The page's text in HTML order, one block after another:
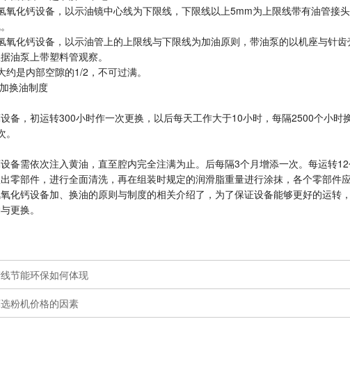
化钙设备，以示油镜中心线为下限线，下限线以上5mm为上限线带有油管接
化钙设备，以示油管上的上限线与下限线为加油原则，带油泵的以机座与针齿
油泵上带塑料管观察。
是内部空隙的1/2，不可过满。
换油制度
，初运转300小时作一次更换，以后每天工作大于10小时，每隔2500个小时
需依次注入黄油，直至腔内完全注满为止。后每隔3个月增添一次。每运转
零部件，进行全面清洗，再在组装时规定的润滑脂重量进行涂抹，各个零部件
钙设备加、换油的原则与制度的相关介绍了，为了保证设备能够更好的运转
更换。
节能环保如何体现
粉机价格的因素